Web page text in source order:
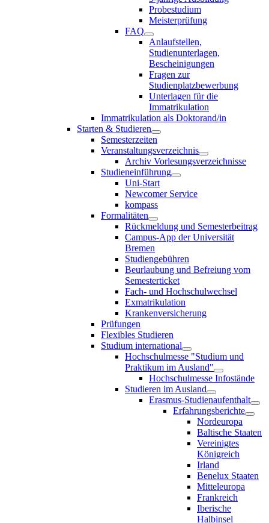
Probestudium
Meisterprüfung
FAQ
Anlaufstellen,
Studienunterlagen,
Bescheinigungen
Fragen zur
Studienplatzbewerbung
Unterlagen für die
Immatrikulation
Immatrikulation als Doktorand/in
Starten & Studieren
Semesterzeiten
Veranstaltungsverzeichnis
Archiv Vorlesungsverzeichnisse
Studieneinführung
Uni-Start
Newcomer Service
kompass
Formalitäten
Rückmeldung und Semesterbeitrag
Campus-App der Universität
Bremen
Studiengebühren
Beurlaubung und Befreiung vom
Semesterticket
Fach- und Hochschulwechsel
Exmatrikulation
Krankenversicherung
Prüfungen
Flexibles Studieren
Studium international
Hochschulmesse "Studium und
Praktikum im Ausland"
Hochschulmesse Infostände
Studieren im Ausland
Erasmus-Studienaufenthalt
Erfahrungsberichte
Nordeuropa
Baltische Staaten
Vereinigtes
Königreich
Irland
Benelux Staaten
Mitteleuropa
Frankreich
Iberische
Halbinsel